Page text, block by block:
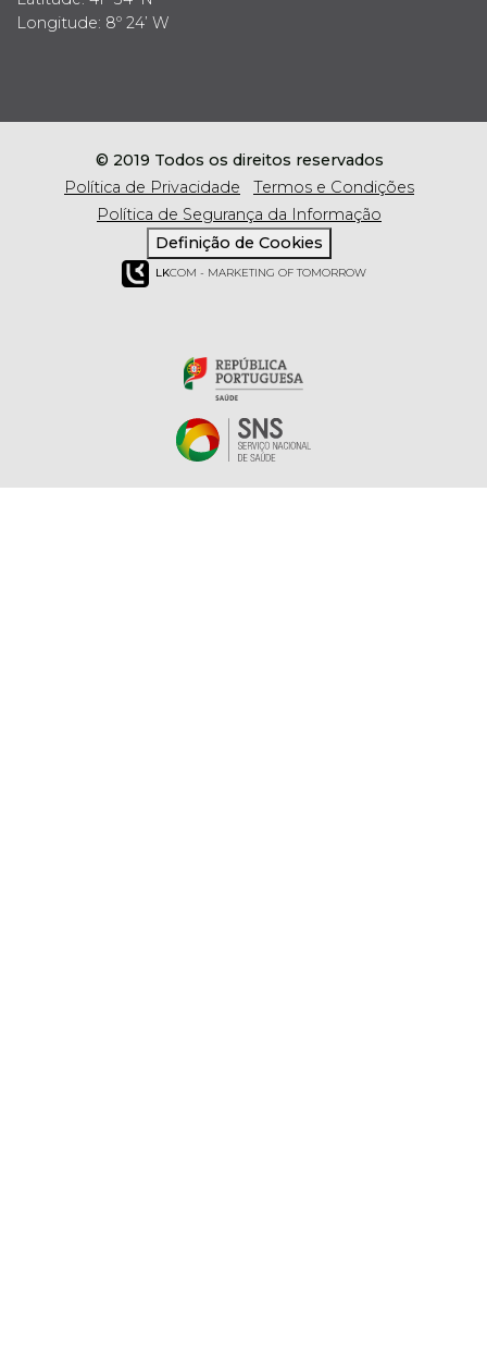
Longitude: 8º 24’ W
© 2019 Todos os direitos reservados
Política de Privacidade
Termos e Condições
Política de Segurança da Informação
Definição de Cookies
LKCOM - MARKETING OF TOMORROW